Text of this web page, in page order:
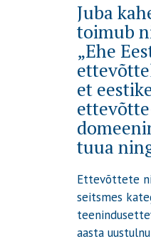
Juba
toimub
„Ehe
et
tuua
Ettevõttete
seitsmes
aasta